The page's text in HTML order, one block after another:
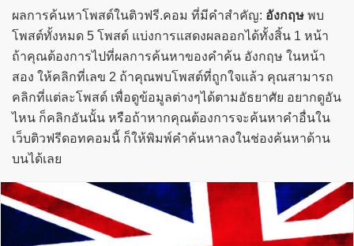
ผลการค้นหาโพสต์ในติวฟรี.คอม ที่มีคำสำคัญ: อังกฤษ พบ
โพสต์ทั้งหมด 5 โพสต์ แบ่งการแสดงผลออกได้ทั้งสิ้น 1 หน้า
ถ้าคุณต้องการไปที่ผลการค้นหาของคำค้น อังกฤษ ในหน้า
สอง ให้คลิกที่เลข 2 ถ้าคุณพบโพสต์ที่ถูกใจแล้ว คุณสามารถ
คลิกที่แต่ละโพสต์ เพื่อดูข้อมูลต่างๆได้ตามอัธยาศัย อยากดูอัน
ไหน ก็คลิกอันนั้น หรือถ้าหากคุณต้องการจะค้นหาคำอื่นใน
เว็บติวฟรีดอทคอมนี้ ก็ให้พิมพ์คำค้นหาลงในช่องค้นหาด้าน
บนได้เลย